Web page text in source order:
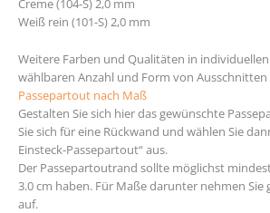
Creme (104-S) 2,0 mm
Weiß rein (101-S) 2,0 mm
Weitere Farben und Qualitäten in
wählbaren Anzahl und Form von Ausschnitten
Passepartout nach Maß
Gestalten Sie sich hier das gewünschte
Sie sich für eine Rückwand und wählen Sie
Einsteck-Passepartout“ aus.
Der Passepartoutrand sollte möglichst
3.0 cm haben. Für Maße darunter nehmen Sie
auf.